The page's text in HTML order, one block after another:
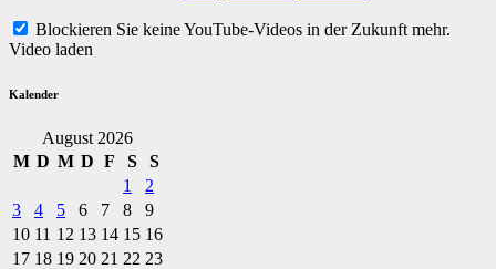
Blockieren Sie keine YouTube-Videos in der Zukunft mehr.
Video laden
Kalender
August 2026
M D M D F S
S
1
2
3
4 5 6 7 8
9
10 11 12 13 14 15 16
17 18 19 20 21 22 23